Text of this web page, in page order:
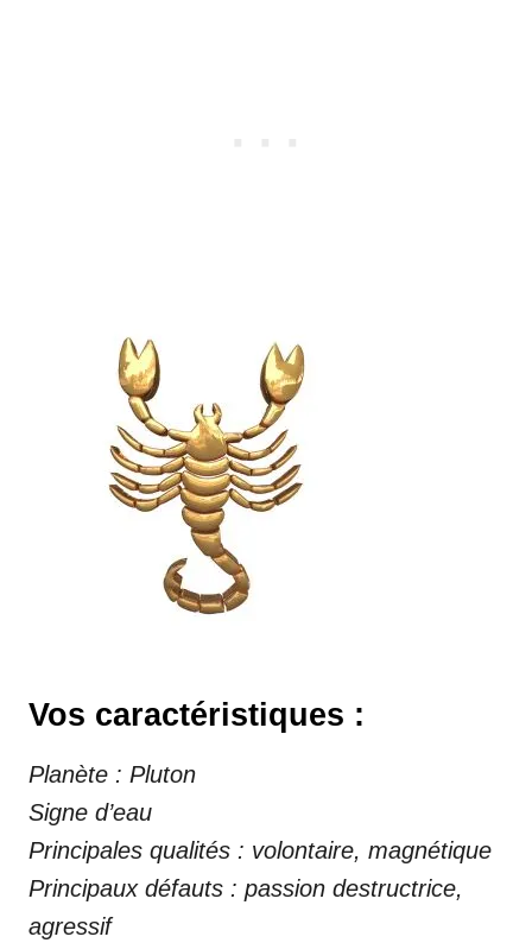
Vos caractéristiques :
Planète : Pluton
Signe d’eau
Principales qualités : volontaire, magnétique
Principaux défauts : passion destructrice,
agressif